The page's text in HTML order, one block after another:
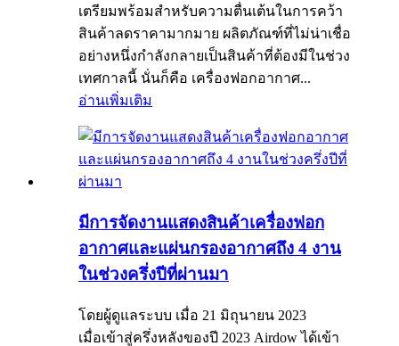
เตรียมพร้อมสำหรับความตื่นเต้นในการคว้า
สินค้าลดราคามากมาย ผลิตภัณฑ์ที่ไม่น่าเชื่อ
อย่างหนึ่งกำลังกลายเป็นสินค้าที่ต้องมีในช่วง
เทศกาลนี้ นั่นก็คือ เครื่องฟอกอากาศ...
อ่านเพิ่มเติม
มีการจัดงานแสดงสินค้าเครื่องฟอก
อากาศและแผ่นกรองอากาศถึง 4 งาน
ในช่วงครึ่งปีที่ผ่านมา
โดยผู้ดูแลระบบ เมื่อ 21 มิถุนายน 2023
เมื่อเข้าสู่ครึ่งหลังของปี 2023 Airdow ได้เข้า